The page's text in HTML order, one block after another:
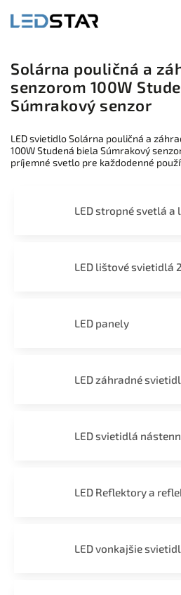
Solárna pouličná a
senzorom 100W
Súmrakový senzor
LED svietidlo Solárna pouličná a
100W Studená biela Súmrakový
príjemné svetlo pre každodenné
LED stropné svetlá a
LED lištové svietidlá
LED panely
LED záhradné
LED svietidlá
LED Reflektory a
LED vonkajšie